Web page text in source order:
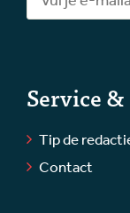
Service
Tip de
Contact